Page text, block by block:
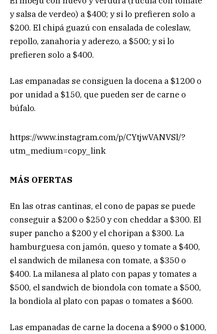
y salsa de verdeo) a $400; y si lo prefieren solo a
$200. El chipá guazú con ensalada de coleslaw,
repollo, zanahoria y aderezo, a $500; y si lo
prefieren solo a $400.
Las empanadas se consiguen la docena a $1200 o
por unidad a $150, que pueden ser de carne o
búfalo.
https://www.instagram.com/p/CYtjwVANVSl/?
utm_medium=copy_link
MÁS OFERTAS
En las otras cantinas, el cono de papas se puede
conseguir a $200 o $250 y con cheddar a $300. El
super pancho a $200 y el choripan a $300. La
hamburguesa con jamón, queso y tomate a $400,
el sandwich de milanesa con tomate, a $350 o
$400. La milanesa al plato con papas y tomates a
$500, el sandwich de biondola con tomate a $500,
la bondiola al plato con papas o tomates a $600.
Las empanadas de carne la docena a $900 o $1000,